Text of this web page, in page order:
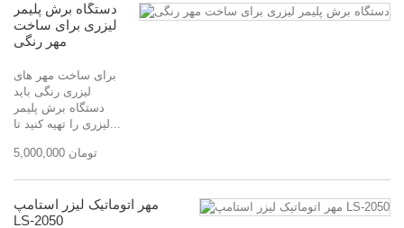
دستگاه برش پلیمر
لیزری برای ساخت
مهر رنگی
برای ساخت مهر های
لیزری رنگی باید
دستگاه برش پلیمر
لیزری را تهیه کنید تا...
5,000,000 تومان
مهر اتوماتیک لیزر استامپ
LS-2050